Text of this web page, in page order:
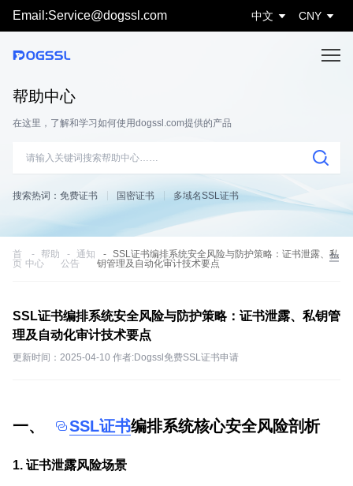
Email:Service@dogssl.com 中文 CNY
帮助中心
在这里，了解和学习如何使用dogssl.com提供的产品
搜索热词： 免费证书 国密证书 多域名SSL证书
首
页
帮助
中心
通知
公告
SSL证书编排系统安全风险与防护策略：证书泄露、私
钥管理及自动化审计技术要点
SSL证书编排系统安全风险与防护策略：证书泄露、私钥管
理及自动化审计技术要点
更新时间：2025-04-10 作者:Dogssl免费SSL证书申请
一、 SSL证书编排系统核心安全风险剖析
1. 证书泄露风险场景